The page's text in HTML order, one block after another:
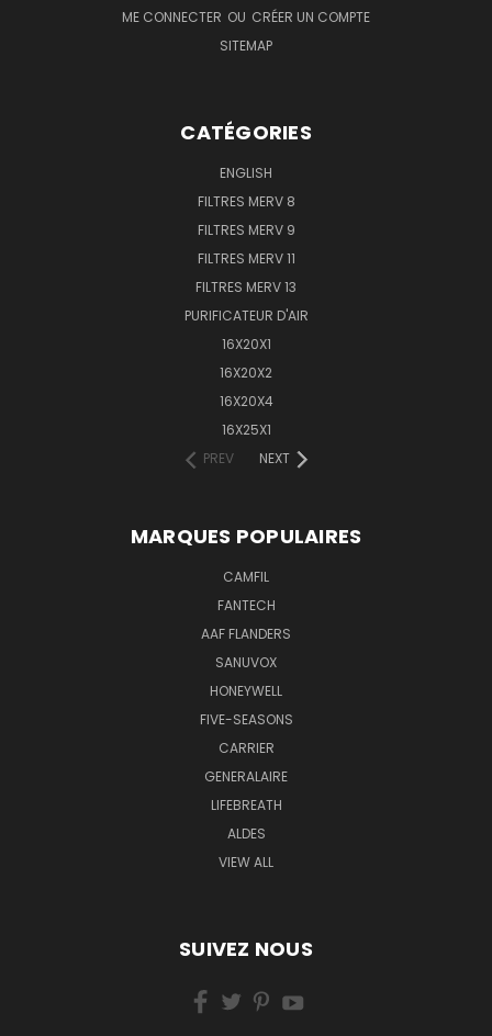
ME CONNECTER OU CRÉER UN COMPTE
SITEMAP
CATÉGORIES
ENGLISH
FILTRES MERV 8
FILTRES MERV 9
FILTRES MERV 11
FILTRES MERV 13
PURIFICATEUR D'AIR
16X20X1
16X20X2
16X20X4
16X25X1
PREV
NEXT
MARQUES POPULAIRES
CAMFIL
FANTECH
AAF FLANDERS
SANUVOX
HONEYWELL
FIVE-SEASONS
CARRIER
GENERALAIRE
LIFEBREATH
ALDES
VIEW ALL
SUIVEZ NOUS